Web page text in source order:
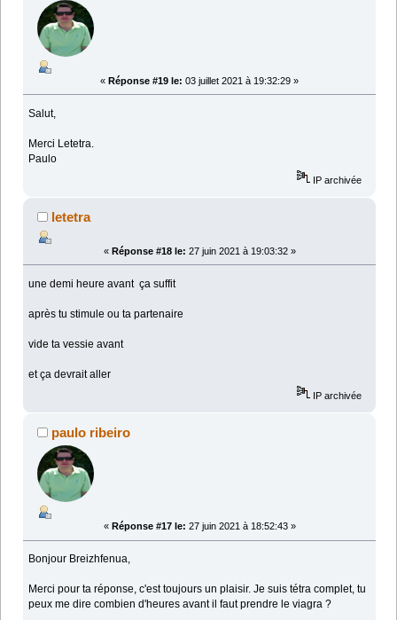
« Réponse #19 le: 03 juillet 2021 à 19:32:29 »
Salut,
Merci Letetra.
Paulo
IP archivée
letetra
« Réponse #18 le: 27 juin 2021 à 19:03:32 »
une demi heure avant ça suffit
après tu stimule ou ta partenaire
vide ta vessie avant
et ça devrait aller
IP archivée
paulo ribeiro
« Réponse #17 le: 27 juin 2021 à 18:52:43 »
Bonjour Breizhfenua,
Merci pour ta réponse, c'est toujours un plaisir. Je suis tétra complet, tu
peux me dire combien d'heures avant il faut prendre le viagra ?